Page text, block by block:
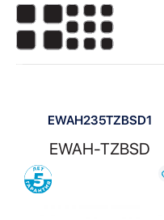
Показать:
EWAH235TZBSD1
EWAH-TZBSD